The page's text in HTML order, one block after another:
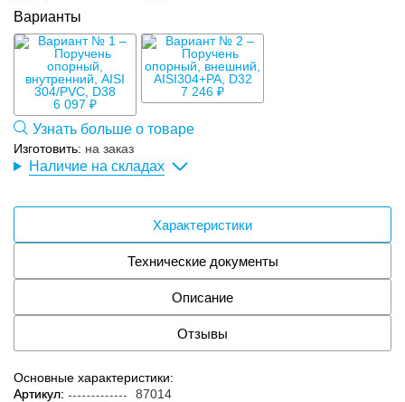
Изготовить: на заказ
Варианты
6 097 ₽
7 246 ₽
Узнать больше о товаре
Наличие на складах
Характеристики
Технические документы
Описание
Отзывы
Основные характеристики:
Артикул:
87014